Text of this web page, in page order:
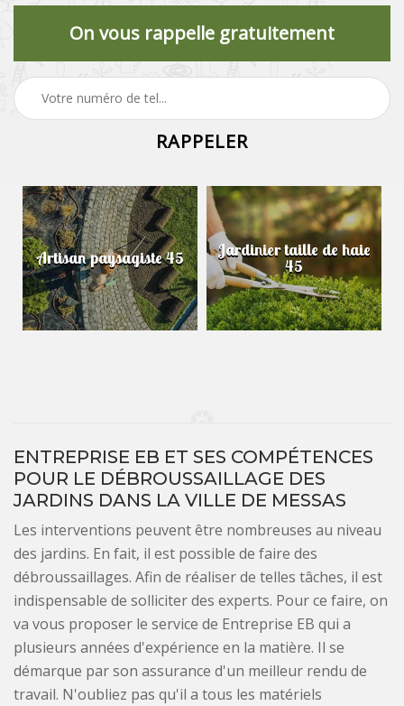
On vous rappelle gratuitement
Artisan paysagiste 45 Jardinier taille de haie
45
ENTREPRISE EB ET SES COMPÉTENCES
POUR LE DÉBROUSSAILLAGE DES
JARDINS DANS LA VILLE DE MESSAS
Les interventions peuvent être nombreuses au niveau
des jardins. En fait, il est possible de faire des
débroussaillages. Afin de réaliser de telles tâches, il est
indispensable de solliciter des experts. Pour ce faire, on
va vous proposer le service de Entreprise EB qui a
plusieurs années d'expérience en la matière. Il se
démarque par son assurance d'un meilleur rendu de
travail. N'oubliez pas qu'il a tous les matériels